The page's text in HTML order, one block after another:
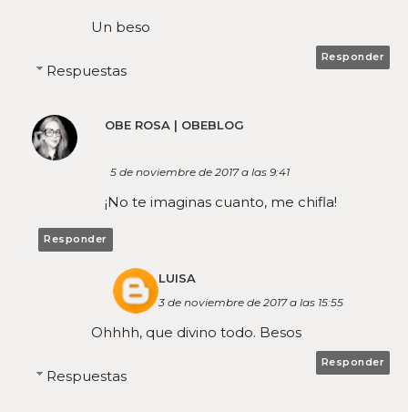
Un beso
Responder
Respuestas
OBE ROSA | OBEBLOG
5 de noviembre de 2017 a las 9:41
¡No te imaginas cuanto, me chifla!
Responder
LUISA
3 de noviembre de 2017 a las 15:55
Ohhhh, que divino todo. Besos
Responder
Respuestas